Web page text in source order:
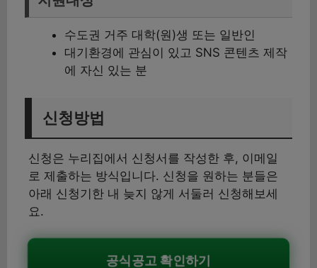
수도권 거주 대학(원)생 또는 일반인
대기환경에 관심이 있고 SNS 콘텐츠 제작
에 자신 있는 분
신청방법
신청은 누리집에서 신청서를 작성한 후, 이메일
로 제출하는 방식입니다. 신청을 원하는 분들은
아래 신청기한 내 늦지 않게 서둘러 신청해보세
요.
공식공고 확인하기